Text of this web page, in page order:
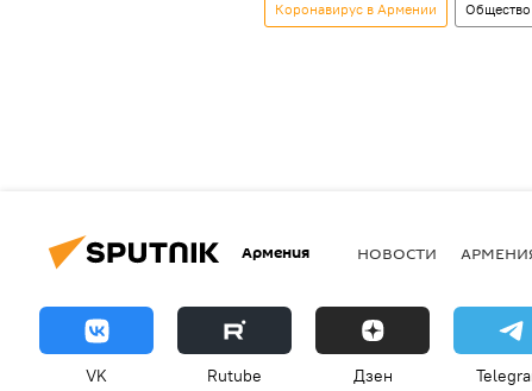
Коронавирус в Армении Общество
Армения НОВОСТИ
VK Rutube Дзен